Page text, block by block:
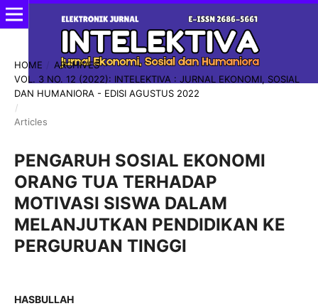
HOME / ARCHIVES /
VOL. 3 NO. 12 (2022): INTELEKTIVA : JURNAL EKONOMI, SOSIAL
DAN HUMANIORA - EDISI AGUSTUS 2022
/
Articles
PENGARUH SOSIAL EKONOMI
ORANG TUA TERHADAP
MOTIVASI SISWA DALAM
MELANJUTKAN PENDIDIKAN KE
PERGURUAN TINGGI
HASBULLAH